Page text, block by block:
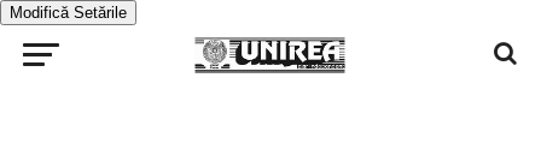
Modifică Setările